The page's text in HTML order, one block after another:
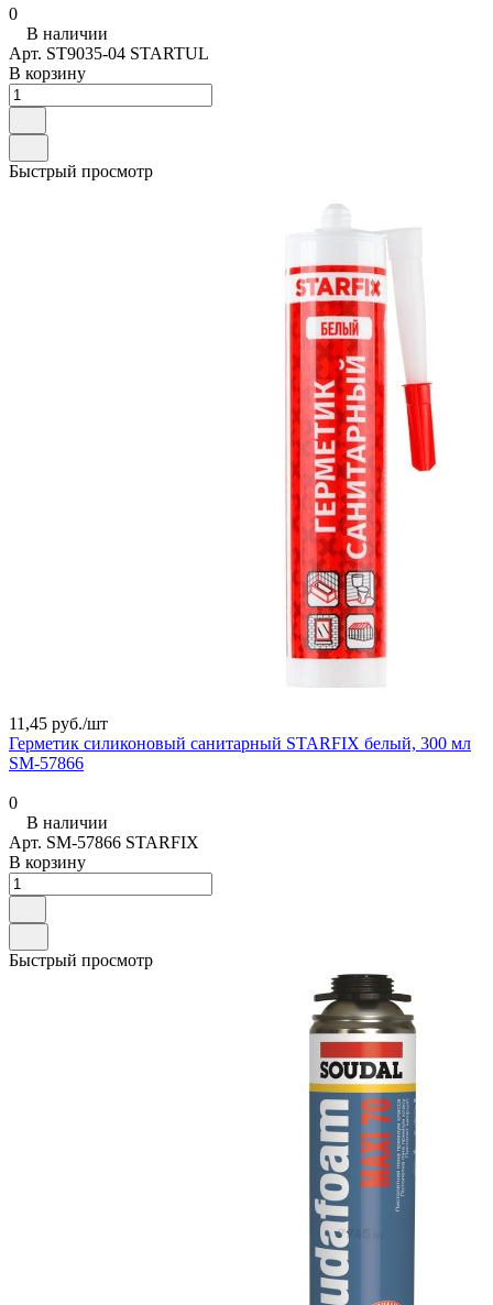
0
В наличии
Арт. ST9035-04 STARTUL
В корзину
Быстрый просмотр
11,45 руб./шт
Герметик силиконовый санитарный STARFIX белый, 300 мл
SM-57866
0
В наличии
Арт. SM-57866 STARFIX
В корзину
Быстрый просмотр